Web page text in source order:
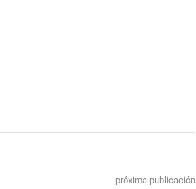
próxima publicación